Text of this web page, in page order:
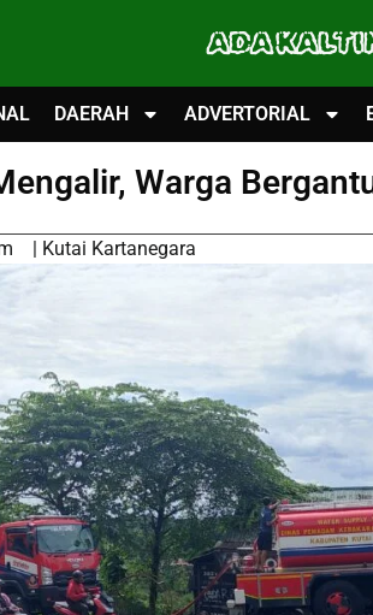
ADA
DAERAH ADVERTORIAL
Warga
| Kutai Kartanegara